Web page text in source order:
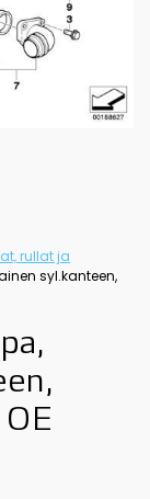
rullat ja
syl.kanteen,